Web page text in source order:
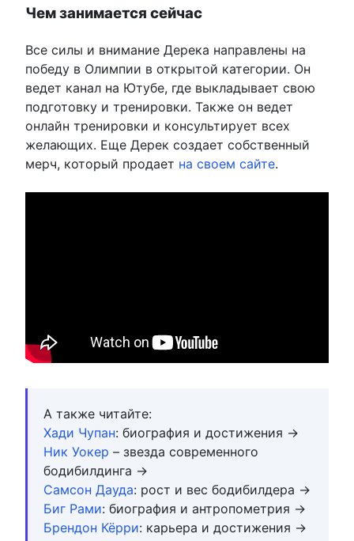
Чем занимается сейчас
Все силы и внимание Дерека направлены на
победу в Олимпии в открытой категории. Он
ведет канал на Ютубе, где выкладывает свою
подготовку и тренировки. Также он ведет
онлайн тренировки и консультирует всех
желающих. Еще Дерек создает собственный
мерч, который продает на своем сайте.
А также читайте:
Хади Чупан: биография и достижения →
Ник Уокер – звезда современного
бодибилдинга →
Самсон Дауда: рост и вес бодибилдера →
Биг Рами: биография и антропометрия →
Брендон Кёрри: карьера и достижения →